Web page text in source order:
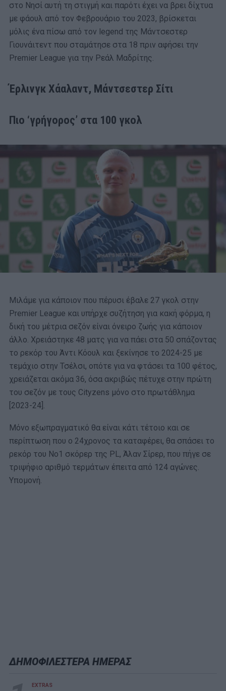
στο Νησί αυτή τη στιγμή και παρότι έχει να βρει δίχτυα
με φάουλ από τον Φεβρουάριο του 2023, βρίσκεται
μόλις ένα πίσω από τον legend της Μάντσεστερ
Γιουνάιτεντ που σταμάτησε στα 18 πριν αφήσει την
Premier League για την Ρεάλ Μαδρίτης.
Έρλινγκ Χάαλαντ, Μάντσεστερ Σίτι
Πιο ‘γρήγορος’ στα 100 γκολ
Μιλάμε για κάποιον που πέρυσι έβαλε 27 γκολ στην
Premier League και υπήρχε συζήτηση για κακή φόρμα, η
δική του μέτρια σεζόν είναι όνειρο ζωής για κάποιον
άλλο. Χρειάστηκε 48 ματς για να πάει στα 50 σπάζοντας
το ρεκόρ του Άντι Κόουλ και ξεκίνησε το 2024-25 με
τεμάχιο στην Τσέλσι, οπότε για να φτάσει τα 100 φέτος,
χρειάζεται ακόμα 36, όσα ακριβώς πέτυχε στην πρώτη
του σεζόν με τους Cityzens μόνο στο πρωτάθλημα
[2023-24].
Μόνο εξωπραγματικό θα είναι κάτι τέτοιο και σε
περίπτωση που ο 24χρονος τα καταφέρει, θα σπάσει το
ρεκόρ του Νο1 σκόρερ της PL, Άλαν Σίρερ, που πήγε σε
τριψήφιο αριθμό τερμάτων έπειτα από 124 αγώνες.
Υπομονή.
ΔΗΜΟΦΙΛΕΣΤΕΡΑ ΗΜΕΡΑΣ
EXTRAS